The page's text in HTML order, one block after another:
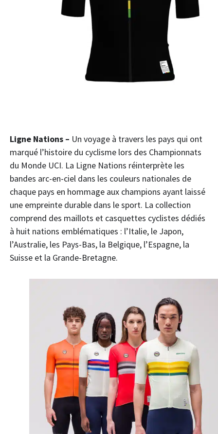
Ligne Nations – Un voyage à travers les pays qui ont
marqué l’histoire du cyclisme lors des Championnats
du Monde UCI. La Ligne Nations réinterprète les
bandes arc-en-ciel dans les couleurs nationales de
chaque pays en hommage aux champions ayant laissé
une empreinte durable dans le sport. La collection
comprend des maillots et casquettes cyclistes dédiés
à huit nations emblématiques : l’Italie, le Japon,
l’Australie, les Pays-Bas, la Belgique, l’Espagne, la
Suisse et la Grande-Bretagne.